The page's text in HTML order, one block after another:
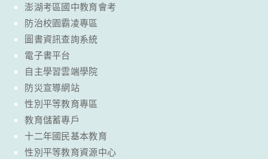
澎湖考區國中教育會考
防治校園霸凌專區
圖書資訊查詢系統
電子書平台
自主學習雲端學院
防災宣導網站
性別平等教育專區
教育儲蓄專戶
十二年國民基本教育
性別平等教育資源中心